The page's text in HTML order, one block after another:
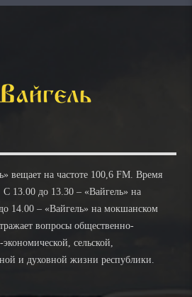
вещает на частоте 100,6 FM. Время
13.00 до 13.30 – «Вайгель» на
14.00 – «Вайгель» на мокшанском
вопросы общественно-
сельской,
и духовной жизни республики.